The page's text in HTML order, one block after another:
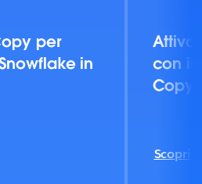
per
in
Attiva
con il
Copy.
Scopri